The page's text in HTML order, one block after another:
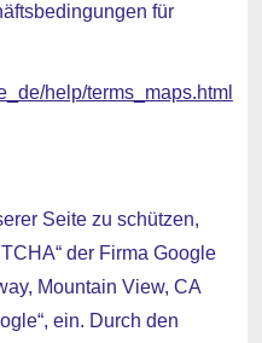
für
help/terms_maps.html
Seite zu schützen,
der Firma Google
Mountain View, CA
ein. Durch den